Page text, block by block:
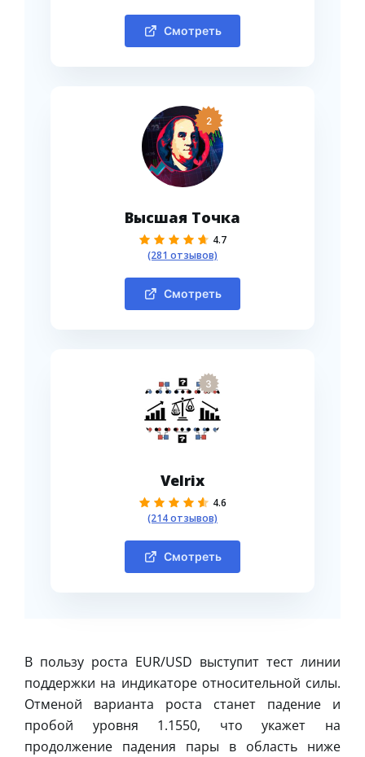
Смотреть
2
Высшая Точка
4.7
(281 отзывов)
Смотреть
3
Velrix
4.6
(214 отзывов)
Смотреть
В пользу роста EUR/USD выступит тест линии
поддержки на индикаторе относительной силы.
Отменой варианта роста станет падение и
пробой уровня 1.1550, что укажет на
продолжение падения пары в область ниже